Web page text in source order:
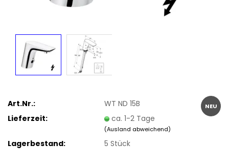
NEU
Art.Nr.:
WT ND 15B
Lieferzeit:
ca. 1-2 Tage
(Ausland abweichend)
Lagerbestand: 5Stück